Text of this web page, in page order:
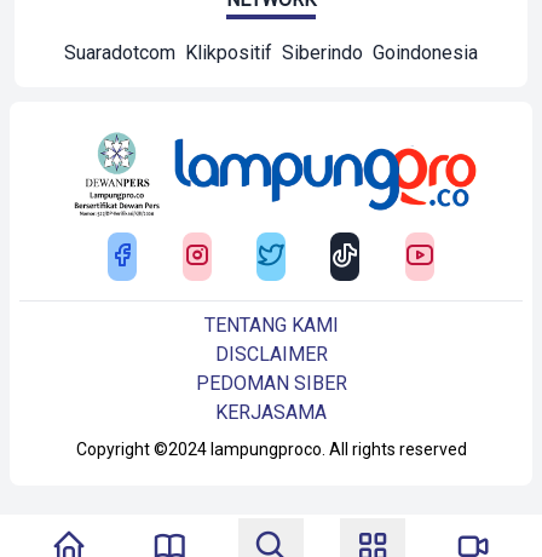
Suaradotcom Klikpositif Siberindo Goindonesia
Copyright ©2024 lampungproco. All rights reserved
TENTANG KAMI
DISCLAIMER
PEDOMAN SIBER
KERJASAMA